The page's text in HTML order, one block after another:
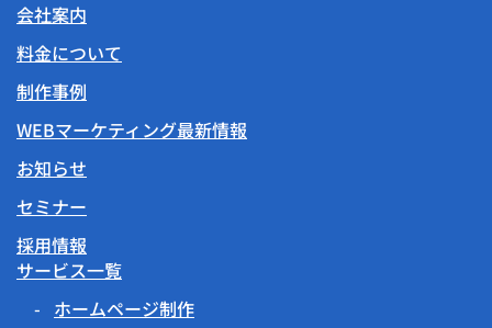
会社案内
料金について
制作事例
WEBマーケティング最新情報
お知らせ
セミナー
採用情報
サービス一覧
ホームページ制作